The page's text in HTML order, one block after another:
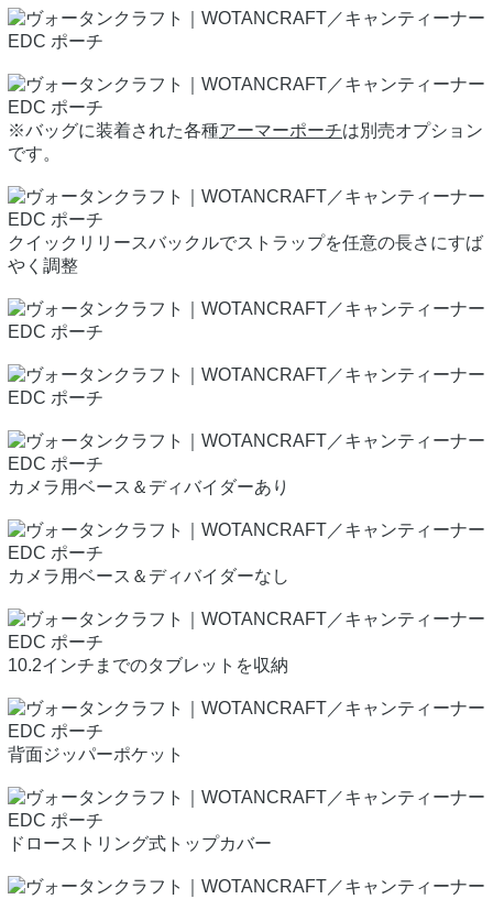
※バッグに装着された各種アーマーポーチは別売オプション
です。
クイックリリースバックルでストラップを任意の長さにすば
やく調整
カメラ用ベース＆ディバイダーあり
カメラ用ベース＆ディバイダーなし
10.2インチまでのタブレットを収納
背面ジッパーポケット
ドローストリング式トップカバー